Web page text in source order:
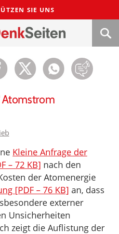
SIE UNS
Atomstrom
Kleine Anfrage der
– 72 KB] nach den
der Atomenergie
[PDF – 76 KB] an, dass
externer
Unsicherheiten
zeigt die Auflistung der